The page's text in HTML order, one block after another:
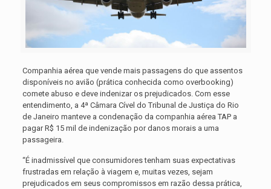
Companhia aérea que vende mais passagens do que assentos
disponíveis no avião (prática conhecida como overbooking)
comete abuso e deve indenizar os prejudicados. Com esse
entendimento, a 4ª Câmara Cível do Tribunal de Justiça do Rio
de Janeiro manteve a condenação da companhia aérea TAP a
pagar R$ 15 mil de indenização por danos morais a uma
passageira.
“É inadmissível que consumidores tenham suas expectativas
frustradas em relação à viagem e, muitas vezes, sejam
prejudicados em seus compromissos em razão dessa prática,